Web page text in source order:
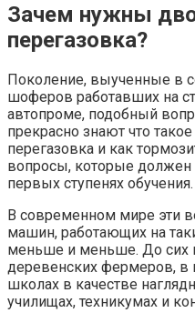
Зачем нужны
перегазовка?
Поколение, выученные в
шоферов работавших на
автопроме, подобный
прекрасно знают что
перегазовка и как
вопросы, которые должен
первых ступенях обучения.
В современном мире эти
машин, работающих на
меньше и меньше. До сих
деревенских фермеров,
школах в качестве
училищах, техникумах и